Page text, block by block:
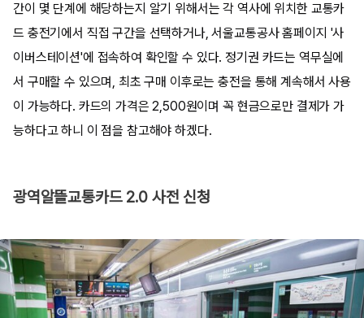
간이 몇 단계에 해당하는지 알기 위해서는 각 역사에 위치한 교통카
드 충전기에서 직접 구간을 선택하거나, 서울교통공사 홈페이지 '사
이버스테이션'에 접속하여 확인할 수 있다. 정기권 카드는 역무실에
서 구매할 수 있으며, 최초 구매 이후로는 충전을 통해 계속해서 사용
이 가능하다. 카드의 가격은 2,500원이며 꼭 현금으로만 결제가 가
능하다고 하니 이 점을 참고해야 하겠다.
광역알뜰교통카드 2.0 사전 신청